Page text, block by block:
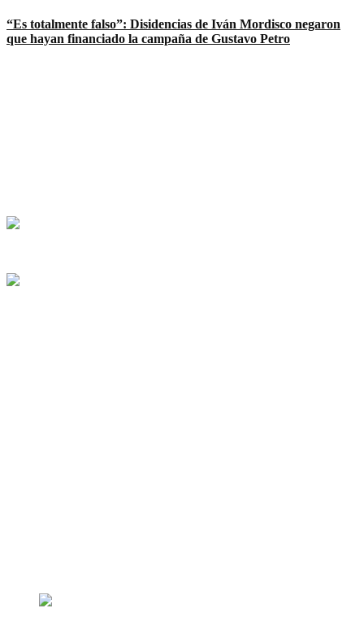
“Es totalmente falso”: Disidencias de Iván Mordisco negaron
que hayan financiado la campaña de Gustavo Petro